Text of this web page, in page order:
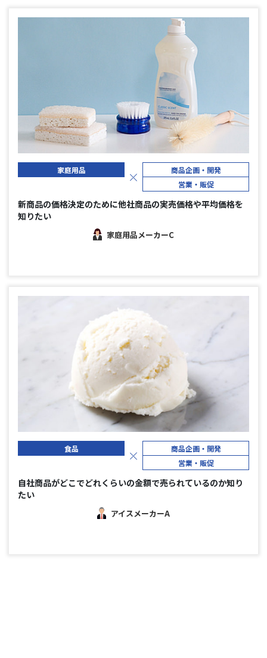
家庭用品
商品企画・開発
営業・販促
新商品の価格決定のために他社商品の実売価格や平均価格を
知りたい
家庭用品メーカーC
食品
商品企画・開発
営業・販促
自社商品がどこでどれくらいの金額で売られているのか知り
たい
アイスメーカーA